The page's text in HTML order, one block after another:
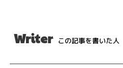
Writer この記事を書いた人